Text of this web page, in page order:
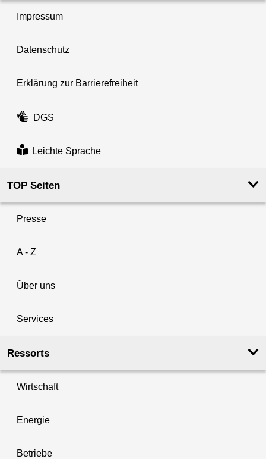
Impressum
Datenschutz
Erklärung zur Barrierefreiheit
DGS
Leichte Sprache
TOP Seiten
Presse
A - Z
Über uns
Services
Ressorts
Wirtschaft
Energie
Betriebe